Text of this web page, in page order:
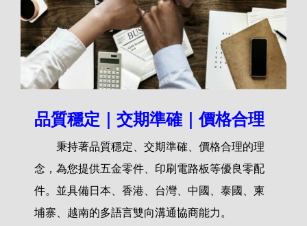
品質穩定｜交期準確｜價格合理
秉持著品質穩定、交期準確、價格合理的理
念，為您提供五金零件、印刷電路板等優良零配
件。並具備日本、香港、台灣、中國、泰國、柬
埔寨、越南的多語言雙向溝通協商能力。